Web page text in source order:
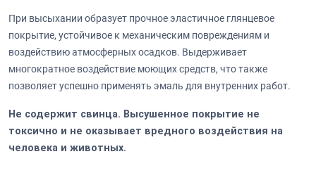
При высыхании образует прочное эластичное глянцевое
покрытие, устойчивое к механическим повреждениям и
воздействию атмосферных осадков. Выдерживает
многократное воздействие моющих средств, что также
позволяет успешно применять эмаль для внутренних работ.
Не содержит свинца. Высушенное покрытие не
токсично и не оказывает вредного воздействия на
человека и животных.